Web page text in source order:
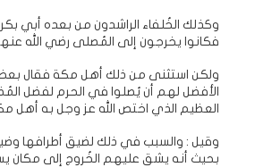
وكذلك الخُلفاء الراشدون من بعده أبي
فكانوا يخرجون إلى المُصلى رضي الله
ولكن استثنى من ذلك أهل مكة فقال
الأفضل لهم أن يُصلوا في الحرم لفضل
العظيم الذي اختص الله عز وجل به أهل
وقيل : والسبب في ذلك لضيق أطرافها
بحيث أنه يشق عليهم الخُروج إلى مكان